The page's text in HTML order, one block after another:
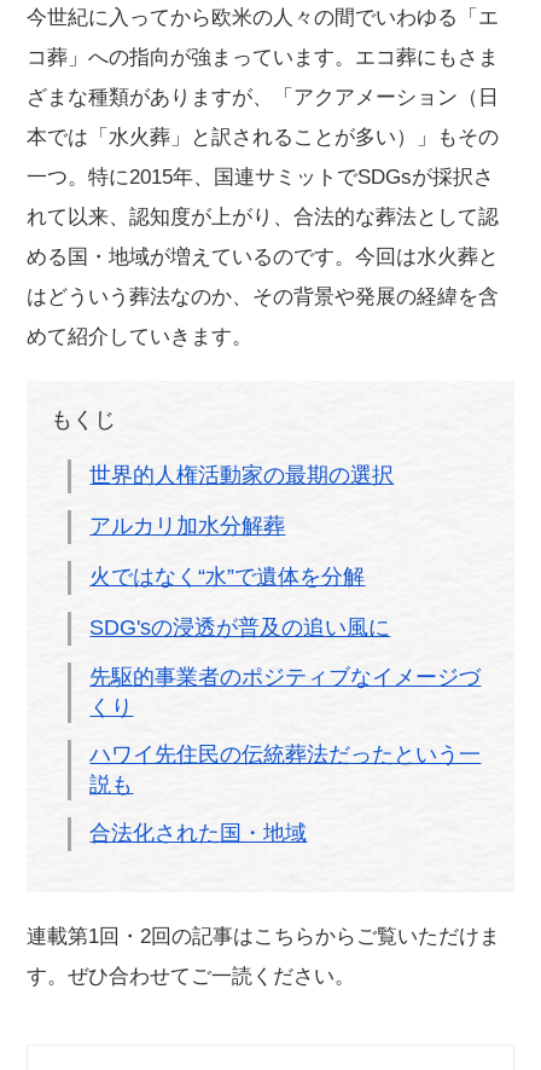
今世紀に入ってから欧米の人々の間でいわゆる「エ
コ葬」への指向が強まっています。エコ葬にもさま
ざまな種類がありますが、「アクアメーション（日
本では「水火葬」と訳されることが多い）」もその
一つ。特に2015年、国連サミットでSDGsが採択さ
れて以来、認知度が上がり、合法的な葬法として認
める国・地域が増えているのです。今回は水火葬と
はどういう葬法なのか、その背景や発展の経緯を含
めて紹介していきます。
もくじ
世界的人権活動家の最期の選択
アルカリ加水分解葬
火ではなく“水”で遺体を分解
SDG'sの浸透が普及の追い風に
先駆的事業者のポジティブなイメージづ
くり
ハワイ先住民の伝統葬法だったという一
説も
合法化された国・地域
連載第1回・2回の記事はこちらからご覧いただけま
す。ぜひ合わせてご一読ください。